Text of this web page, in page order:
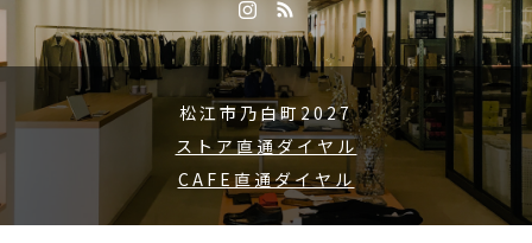
根 #山陰#島根旅行
松江市乃白町2027
ストア直通ダイヤル
CAFE直通ダイヤル